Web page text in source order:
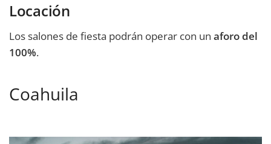
Locación
Los salones de fiesta podrán operar con un aforo del
100%.
Coahuila